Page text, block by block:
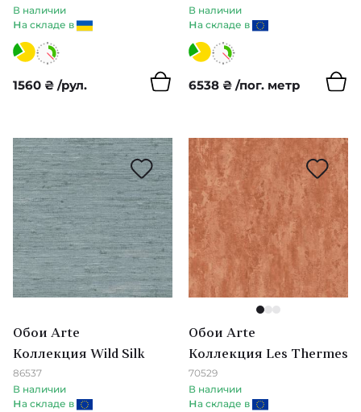
Melsetter
Kabuki
Santorini
Essentials Les Tricots
Manovo
Essentials L'Invite
Essentials Modulaire
Kanso
В наличии
на складе в
1560 ₴ /рул.
В наличии
на складе в
6538 ₴ /пог. метр
Обои Arte
Коллекция Wild Silk
86537
В наличии
на складе в
123
Обои Arte
Коллекция Les Thermes
70529
В наличии
на складе в